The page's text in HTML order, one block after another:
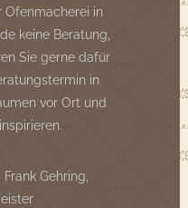
Ofenmacherei in
keine Beratung,
Sie gerne dafür
in
vor Ort und
Gehring,